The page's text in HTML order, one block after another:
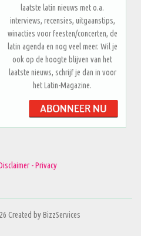
laatste latin nieuws met o.a.
interviews, recensies, uitgaanstips,
winacties voor feesten/concerten, de
latin agenda en nog veel meer. Wil je
ook op de hoogte blijven van het
laatste nieuws, schrijf je dan in voor
het Latin-Magazine.
- Privacy
Created byBizzServices